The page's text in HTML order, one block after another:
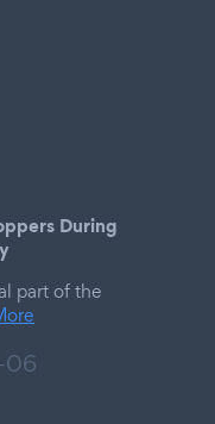
During
part of the